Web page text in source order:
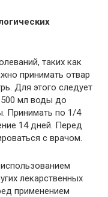
таких как
принимать отвар
Для этого следует
мл воды до
Принимать по 1/4
14 дней. Перед
с врачом.
лекарственных
применением